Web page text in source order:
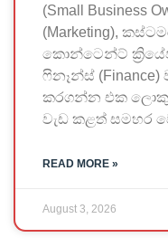
(Small Business
(Marketing),
කොන්ටෙන්ට්
ෆිනෑන්ස්
කරගන්න එක ලොකු
වැඩ කළත් සමහර
READ MORE »
August 3, 2026